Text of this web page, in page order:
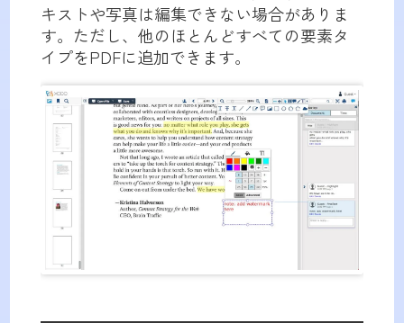
キストや写真は編集できない場合がありま
す。ただし、他のほとんどすべての要素タ
イプをPDFに追加できます。